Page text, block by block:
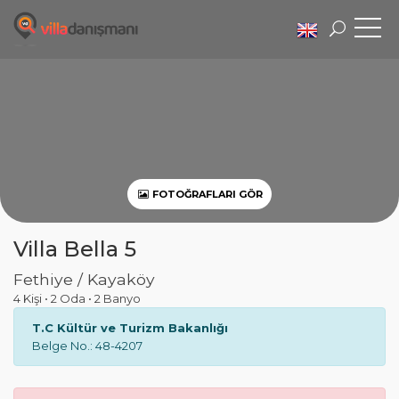
FOTOĞRAFLARI GÖR
Villa Bella 5
Fethiye / Kayaköy
4 Kişi • 2 Oda • 2 Banyo
T.C Kültür ve Turizm Bakanlığı
Belge No.: 48-4207